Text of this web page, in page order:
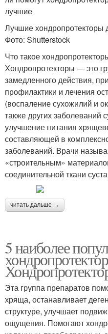
лучшие
Лучшие хондропротекторы
Фото: Shutterstock
Что такое
Хондропротекторы — это
замедленного действия,
профилактики и лечения
(воспаление сухожилий и
также других заболеваний
улучшение питания
составляющей в
заболеваний. Врачи
«строительным»
соединительной ткани
читать дальше →
5 наиболее
Эта группа препаратов
хряща, останавливает
структуре, улучшает
ощущения. Помогают